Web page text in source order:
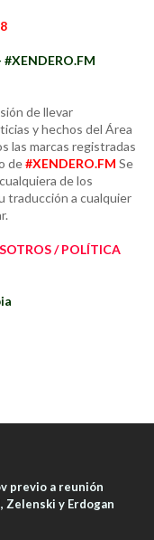
de llevar
y hechos del Área
las marcas registradas
de#XENDERO.FM Se
de los
traducción a cualquier
/ POLÍTICA
previo a reunión
Zelenski y Erdogan